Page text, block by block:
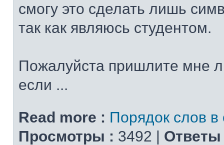
смогу это сделать лишь
так как являюсь студентом.
Пожалуйста пришлите мне
если ...
Read more : Порядок слов в
Просмотры : 3492 | Ответы